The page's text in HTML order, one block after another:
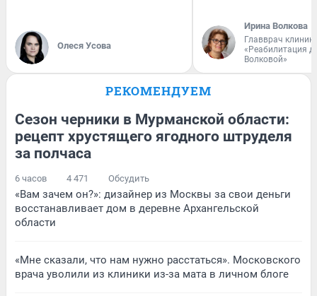
Олеся Усова
Ирина Волкова
Главврач
«Реабилитация
Волковой»
РЕКОМЕНДУЕМ
Сезон черники в Мурманской области:
рецепт хрустящего ягодного штруделя
за полчаса
6 часов 4 471 Обсудить
«Вам зачем он?»: дизайнер из Москвы за свои деньги
восстанавливает дом в деревне Архангельской
области
«Мне сказали, что нам нужно расстаться». Московского
врача уволили из клиники из-за мата в личном блоге